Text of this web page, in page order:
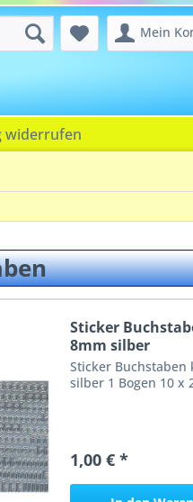
Mein
widerrufen
Sticker
8mm silber
Sticker Buchstaben
silber 1 Bogen 10 x
1,00 € *